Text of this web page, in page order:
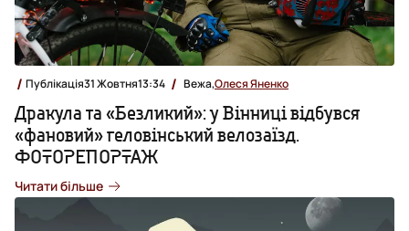
Публікація31 Жовтня13:34 Вежа,Олеся Яненко
Дракула та «Безликий»: у Вінниці відбувся
«фановий» геловінський велозаїзд.
ФОТОРЕПОРТАЖ
Читати більше